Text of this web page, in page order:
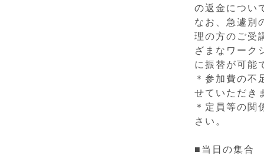
の返金につい
なお、急遽別
理の方のご受
ざまなワーク
に振替が可能
＊参加費の不
せていただき
＊定員等の関
さい。
■当日の集合